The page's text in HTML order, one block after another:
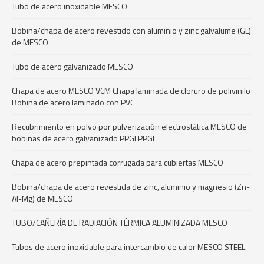
Tubo de acero inoxidable MESCO
Bobina/chapa de acero revestido con aluminio y zinc galvalume (GL)
de MESCO
Tubo de acero galvanizado MESCO
Chapa de acero MESCO VCM Chapa laminada de cloruro de polivinilo
Bobina de acero laminado con PVC
Recubrimiento en polvo por pulverización electrostática MESCO de
bobinas de acero galvanizado PPGI PPGL
Chapa de acero prepintada corrugada para cubiertas MESCO
Bobina/chapa de acero revestida de zinc, aluminio y magnesio (Zn-
Al-Mg) de MESCO
TUBO/CAÑERÍA DE RADIACIÓN TÉRMICA ALUMINIZADA MESCO
Tubos de acero inoxidable para intercambio de calor MESCO STEEL